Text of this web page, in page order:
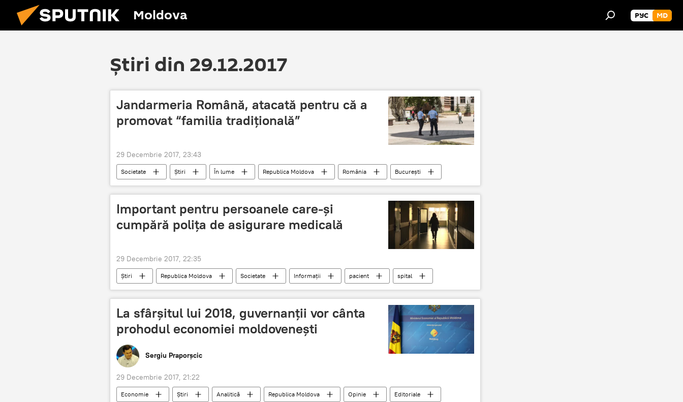
Moldova РУС MD
Știri din 29.12.2017
Jandarmeria Română, atacată pentru că a
promovat “familia tradițională”
29 Decembrie 2017, 23:43
Societate Știri În lume Republica Moldova România
București
Coaliția pentru Familie
familie tradițională cuplurile homosexuale subofițer
Important pentru persoanele care-și
cumpără polița de asigurare medicală
29 Decembrie 2017, 22:35
Știri Republica Moldova Societate Informații pacient
spital
polița de asigurare medicală
cât costă polița medicală
La sfârșitul lui 2018, guvernanții vor cânta
prohodul economiei moldovenești
Sergiu Praporșcic
29 Decembrie 2017, 21:22
Economie Știri Analitică Republica Moldova Opinie
Editoriale